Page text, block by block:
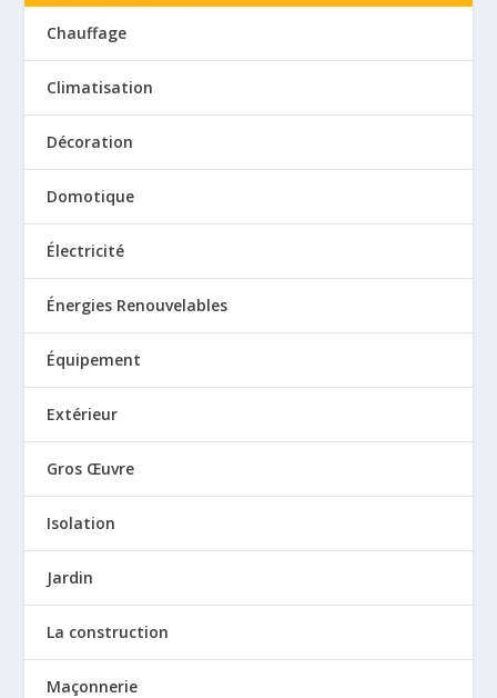
Chauffage
Climatisation
Décoration
Domotique
Électricité
Énergies Renouvelables
Équipement
Extérieur
Gros Œuvre
Isolation
Jardin
La construction
Maçonnerie